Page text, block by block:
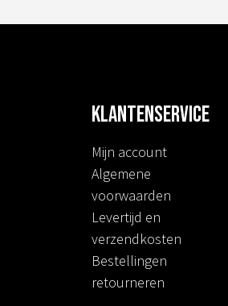
Klantenservice
Mijn account
Algemene
voorwaarden
Levertijd en
verzendkosten
Bestellingen
retourneren